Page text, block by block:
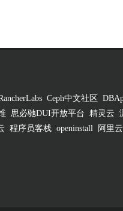
Ceph中文社区
思必驰DUI开放平台 精灵云
程序员客栈 openinstall 阿里